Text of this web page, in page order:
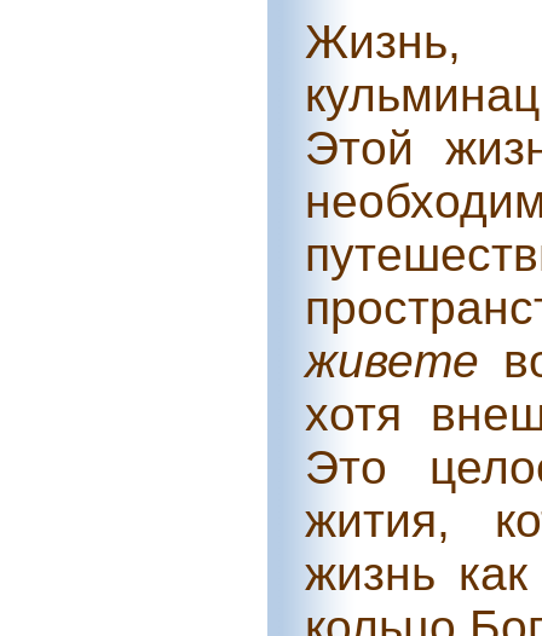
Жизнь,
Этой
живете
хотя
Это
жития,
жизнь